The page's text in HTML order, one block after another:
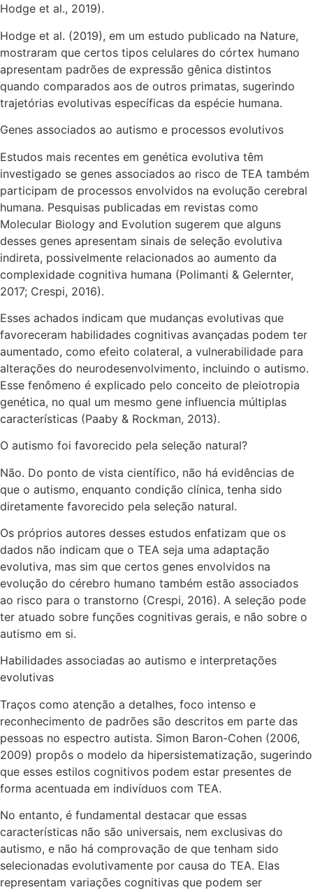
Hodge et al., 2019).
Hodge et al. (2019), em um estudo publicado na Nature,
mostraram que certos tipos celulares do córtex humano
apresentam padrões de expressão gênica distintos
quando comparados aos de outros primatas, sugerindo
trajetórias evolutivas específicas da espécie humana.
Genes associados ao autismo e processos evolutivos
Estudos mais recentes em genética evolutiva têm
investigado se genes associados ao risco de TEA também
participam de processos envolvidos na evolução cerebral
humana. Pesquisas publicadas em revistas como
Molecular Biology and Evolution sugerem que alguns
desses genes apresentam sinais de seleção evolutiva
indireta, possivelmente relacionados ao aumento da
complexidade cognitiva humana (Polimanti & Gelernter,
2017; Crespi, 2016).
Esses achados indicam que mudanças evolutivas que
favoreceram habilidades cognitivas avançadas podem ter
aumentado, como efeito colateral, a vulnerabilidade para
alterações do neurodesenvolvimento, incluindo o autismo.
Esse fenômeno é explicado pelo conceito de pleiotropia
genética, no qual um mesmo gene influencia múltiplas
características (Paaby & Rockman, 2013).
O autismo foi favorecido pela seleção natural?
Não. Do ponto de vista científico, não há evidências de
que o autismo, enquanto condição clínica, tenha sido
diretamente favorecido pela seleção natural.
Os próprios autores desses estudos enfatizam que os
dados não indicam que o TEA seja uma adaptação
evolutiva, mas sim que certos genes envolvidos na
evolução do cérebro humano também estão associados
ao risco para o transtorno (Crespi, 2016). A seleção pode
ter atuado sobre funções cognitivas gerais, e não sobre o
autismo em si.
Habilidades associadas ao autismo e interpretações
evolutivas
Traços como atenção a detalhes, foco intenso e
reconhecimento de padrões são descritos em parte das
pessoas no espectro autista. Simon Baron-Cohen (2006,
2009) propôs o modelo da hipersistematização, sugerindo
que esses estilos cognitivos podem estar presentes de
forma acentuada em indivíduos com TEA.
No entanto, é fundamental destacar que essas
características não são universais, nem exclusivas do
autismo, e não há comprovação de que tenham sido
selecionadas evolutivamente por causa do TEA. Elas
representam variações cognitivas que podem ser